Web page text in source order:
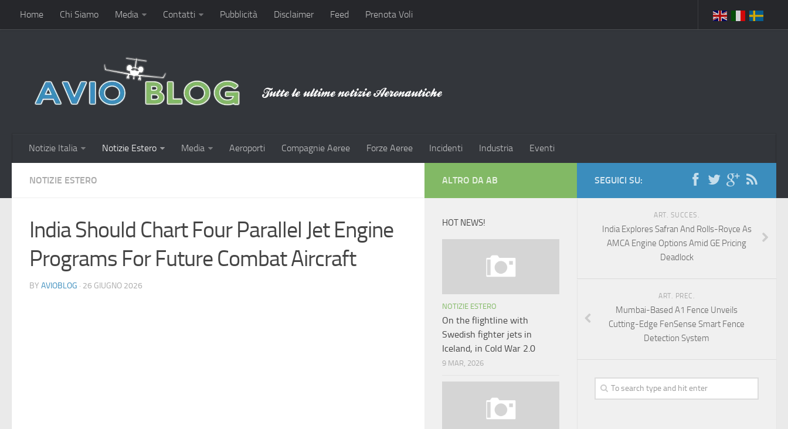
Home Chi Siamo Media Contatti Pubblicità Disclaimer Feed Prenota Voli
Notizie Italia Notizie Estero Media Aeroporti Compagnie Aeree Forze Aeree Incidenti Industria Eventi
NOTIZIE ESTERO
India Should Chart Four Parallel Jet Engine
Programs For Future Combat Aircraft
BY AVIOBLOG · 26 GIUGNO 2026
SEGUICI SU:
ART. SUCCES.
India Explores Safran And Rolls-Royce As
AMCA Engine Options Amid GE Pricing
Deadlock
ART. PREC.
Mumbai-Based A1 Fence Unveils
Cutting-Edge FenSense Smart Fence
Detection System
ALTRO DA AB
HOT NEWS!
NOTIZIE ESTERO
On the flightline with
Swedish fighter jets in
Iceland, in Cold War 2.0
9 MAR, 2026